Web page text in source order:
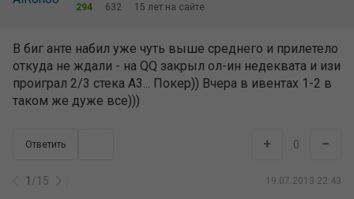
294
632 15 лет на сайте
В биг анте набил уже чуть выше среднего и прилетело
откуда не ждали - на QQ закрыл ол-ин недеквата и изи
проиграл 2/3 стека А3... Покер)) Вчера в ивентах 1-2 в
таком же дуже все)))
Ответить
1 /15 19.07.2013 22:43
+ 0 –